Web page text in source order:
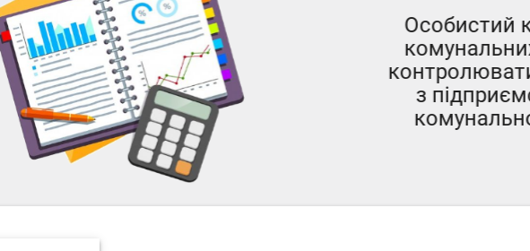
Особистий кабінет споживача
комунальних послуг дозволяє
контролювати власні розрахунки
з підприємствами житлово-
комунального господарства